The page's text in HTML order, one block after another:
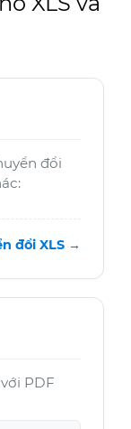
đổi
đổi XLS →
PDF